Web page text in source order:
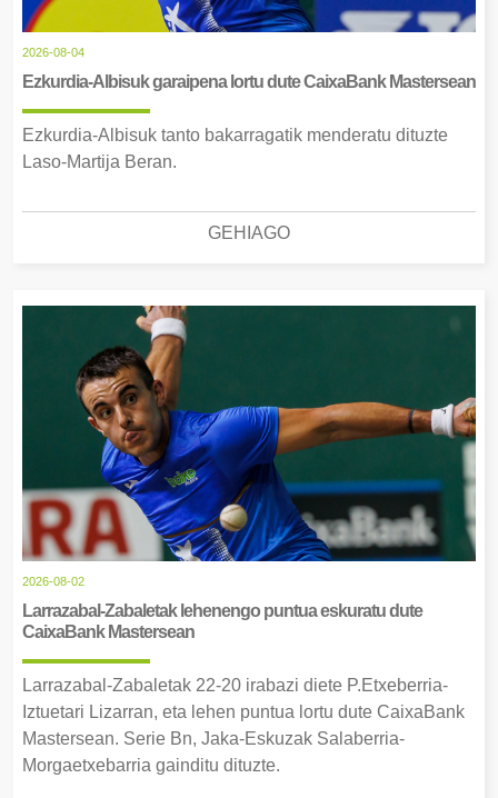
2026-08-04
Ezkurdia-Albisuk garaipena lortu dute CaixaBank Mastersean
Ezkurdia-Albisuk tanto bakarragatik menderatu dituzte
Laso-Martija Beran.
GEHIAGO
2026-08-02
Larrazabal-Zabaletak lehenengo puntua eskuratu dute
CaixaBank Mastersean
Larrazabal-Zabaletak 22-20 irabazi diete P.Etxeberria-
Iztuetari Lizarran, eta lehen puntua lortu dute CaixaBank
Mastersean. Serie Bn, Jaka-Eskuzak Salaberria-
Morgaetxebarria gainditu dituzte.